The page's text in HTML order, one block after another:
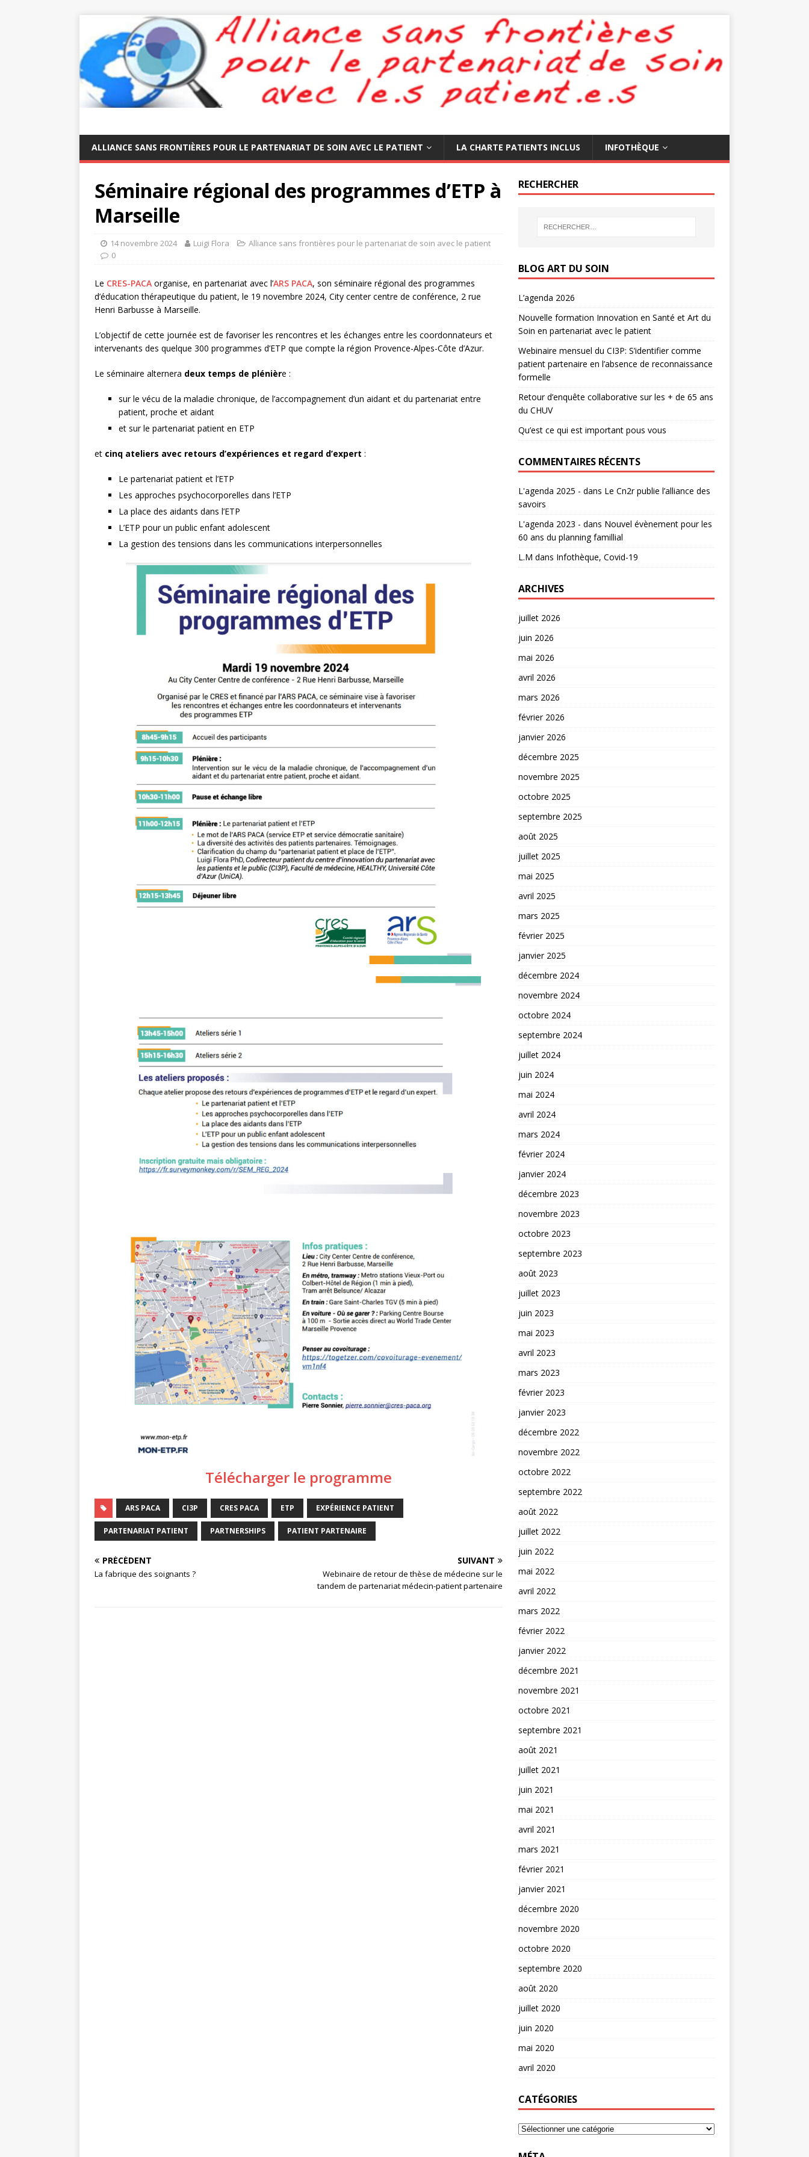
ALLIANCE SANS FRONTIÈRES POUR LE PARTENARIAT DE SOIN AVEC LE PATIENT LA CHARTE PATIENTS INCLUS INFOTHÈQUE
Séminaire régional des programmes d’ETP à
Marseille
14 novembre 2024 Luigi Flora
Alliance sans frontières pour le partenariat de soin avec le patient
0
Le CRES-PACA organise, en partenariat avec l’ARS PACA, son séminaire régional des programmes
d’éducation thérapeutique du patient, le 19 novembre 2024, City center centre de conférence, 2 rue
Henri Barbusse à Marseille.
L’objectif de cette journée est de favoriser les rencontres et les échanges entre les coordonnateurs et
intervenants des quelque 300 programmes d’ETP que compte la région Provence-Alpes-Côte d’Azur.
Le séminaire alternera deux temps de plénière :
sur le vécu de la maladie chronique, de l’accompagnement d’un aidant et du partenariat entre
patient, proche et aidant
et sur le partenariat patient en ETP
et cinq ateliers avec retours d’expériences et regard d’expert :
Le partenariat patient et l’ETP
Les approches psychocorporelles dans l’ETP
La place des aidants dans l’ETP
L’ETP pour un public enfant adolescent
La gestion des tensions dans les communications interpersonnelles
Télécharger le programme
ARS PACA CI3P CRES PACA ETP EXPÉRIENCE PATIENT
PARTENARIAT PATIENT PARTNERSHIPS PATIENT PARTENAIRE
PRÉCÉDENT
La fabrique des soignants ?
SUIVANT
Webinaire de retour de thèse de médecine sur le
tandem de partenariat médecin-patient partenaire
RECHERCHER
BLOG ART DU SOIN
L’agenda 2026
Nouvelle formation Innovation en Santé et Art du
Soin en partenariat avec le patient
Webinaire mensuel du CI3P: S’identifier comme
patient partenaire en l’absence de reconnaissance
formelle
Retour d’enquête collaborative sur les + de 65 ans
du CHUV
Qu’est ce qui est important pous vous
COMMENTAIRES RÉCENTS
L'agenda 2025 - dans Le Cn2r publie l’alliance des
savoirs
L'agenda 2023 - dans Nouvel évènement pour les
60 ans du planning famillial
L.M dans Infothèque, Covid-19
ARCHIVES
juillet 2026
juin 2026
mai 2026
avril 2026
mars 2026
février 2026
janvier 2026
décembre 2025
novembre 2025
octobre 2025
septembre 2025
août 2025
juillet 2025
mai 2025
avril 2025
mars 2025
février 2025
janvier 2025
décembre 2024
novembre 2024
octobre 2024
septembre 2024
juillet 2024
juin 2024
mai 2024
avril 2024
mars 2024
février 2024
janvier 2024
décembre 2023
novembre 2023
octobre 2023
septembre 2023
août 2023
juillet 2023
juin 2023
mai 2023
avril 2023
mars 2023
février 2023
janvier 2023
décembre 2022
novembre 2022
octobre 2022
septembre 2022
août 2022
juillet 2022
juin 2022
mai 2022
avril 2022
mars 2022
février 2022
janvier 2022
décembre 2021
novembre 2021
octobre 2021
septembre 2021
août 2021
juillet 2021
juin 2021
mai 2021
avril 2021
mars 2021
février 2021
janvier 2021
décembre 2020
novembre 2020
octobre 2020
septembre 2020
août 2020
juillet 2020
juin 2020
mai 2020
avril 2020
CATÉGORIES